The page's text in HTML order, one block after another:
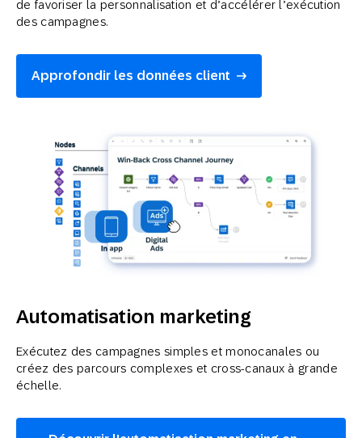
de favoriser la personnalisation et d’accélérer l’exécution
des campagnes.
Approfondir les données client
Automatisation marketing
Exécutez des campagnes simples et monocanales ou
créez des parcours complexes et cross-canaux à grande
échelle.